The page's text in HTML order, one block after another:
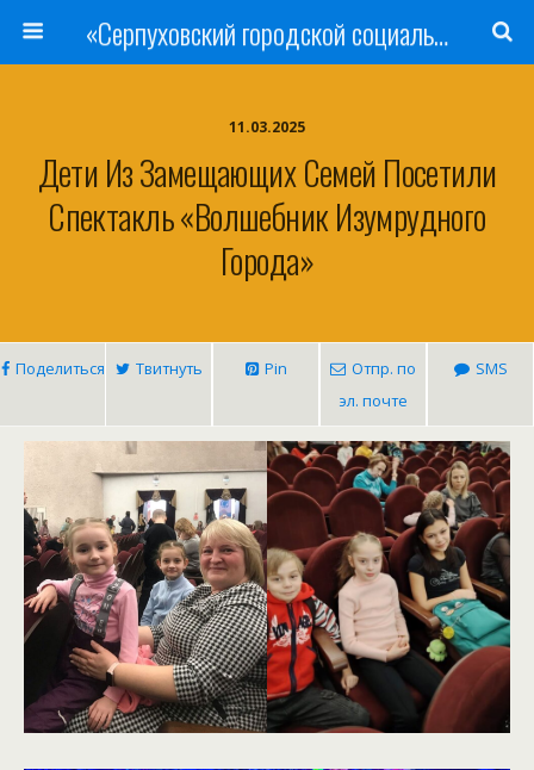
«Серпуховский городской социально-реабилитационный Центр для несовершеннолетних»
11.03.2025
Дети Из Замещающих Семей Посетили
Спектакль «Волшебник Изумрудного
Города»
Поделиться Твитнуть Pin
Отпр. по
эл. почте
SMS